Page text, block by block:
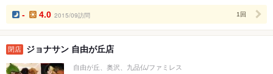
数
- 4.0 2015/09訪問 1回
閉店 ジョナサン 自由が丘店
自由が丘、奥沢、九品仏/ファミレス